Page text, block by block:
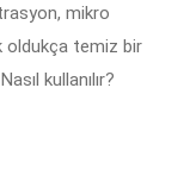
mikro
oldukça temiz bir
kullanılır?